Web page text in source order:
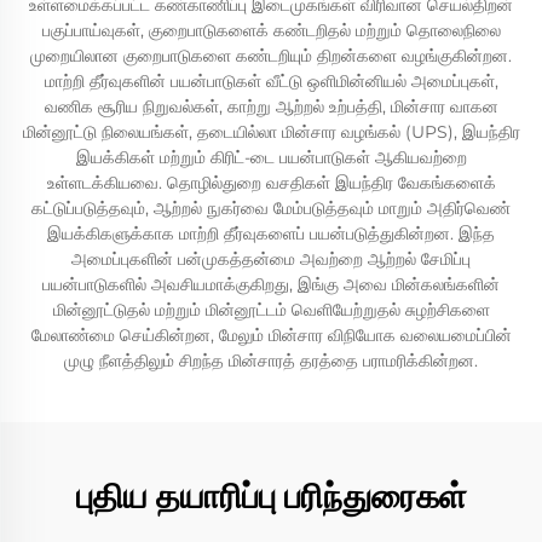
உள்ளமைக்கப்பட்ட கண்காணிப்பு இடைமுகங்கள் விரிவான செயல்திறன்
பகுப்பாய்வுகள், குறைபாடுகளைக் கண்டறிதல் மற்றும் தொலைநிலை
முறையிலான குறைபாடுகளை கண்டறியும் திறன்களை வழங்குகின்றன.
மாற்றி தீர்வுகளின் பயன்பாடுகள் வீட்டு ஒளிமின்னியல் அமைப்புகள்,
வணிக சூரிய நிறுவல்கள், காற்று ஆற்றல் உற்பத்தி, மின்சார வாகன
மின்னூட்டு நிலையங்கள், தடையில்லா மின்சார வழங்கல் (UPS), இயந்திர
இயக்கிகள் மற்றும் கிரிட்-டை பயன்பாடுகள் ஆகியவற்றை
உள்ளடக்கியவை. தொழில்துறை வசதிகள் இயந்திர வேகங்களைக்
கட்டுப்படுத்தவும், ஆற்றல் நுகர்வை மேம்படுத்தவும் மாறும் அதிர்வெண்
இயக்கிகளுக்காக மாற்றி தீர்வுகளைப் பயன்படுத்துகின்றன. இந்த
அமைப்புகளின் பன்முகத்தன்மை அவற்றை ஆற்றல் சேமிப்பு
பயன்பாடுகளில் அவசியமாக்குகிறது, இங்கு அவை மின்கலங்களின்
மின்னூட்டுதல் மற்றும் மின்னூட்டம் வெளியேற்றுதல் சுழற்சிகளை
மேலாண்மை செய்கின்றன, மேலும் மின்சார விநியோக வலையமைப்பின்
முழு நீளத்திலும் சிறந்த மின்சாரத் தரத்தை பராமரிக்கின்றன.
புதிய தயாரிப்பு பரிந்துரைகள்